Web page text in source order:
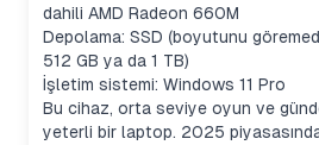
dahili AMD Radeon 660M
Depolama: SSD (boyutunu
512 GB ya da 1 TB)
İşletim sistemi: Windows 11 Pro
Bu cihaz, orta seviye oyun ve
yeterli bir laptop. 2025